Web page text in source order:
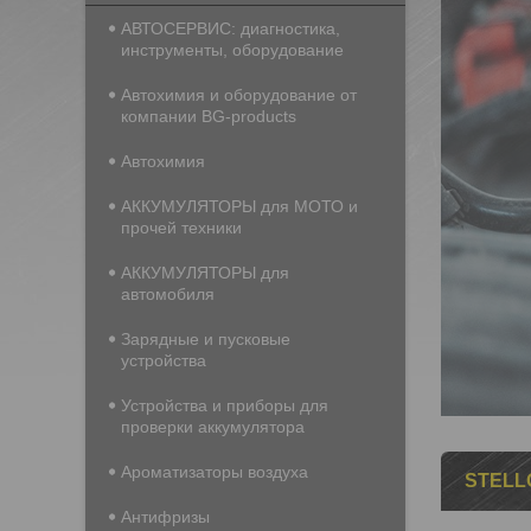
АВТОСЕРВИС: диагностика,
инструменты, оборудование
Автохимия и оборудование от
компании BG-products
Автохимия
АККУМУЛЯТОРЫ для МОТО и
прочей техники
АККУМУЛЯТОРЫ для
автомобиля
Зарядные и пусковые
устройства
Устройства и приборы для
проверки аккумулятора
Ароматизаторы воздуха
Антифризы